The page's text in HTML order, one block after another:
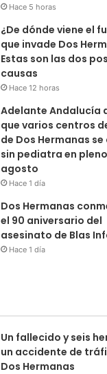
Hace 5 horas
¿De dónde viene el
que invade Dos
Estas son las dos
causas
Hace 12 horas
Adelante Andalucía
que varios centros
de Dos Hermanas
sin pediatra en
agosto
Hace 1 día
Dos Hermanas
el 90 aniversario del
asesinato de Blas
Hace 1 día
Un fallecido y seis
un accidente de
Dos Hermanas